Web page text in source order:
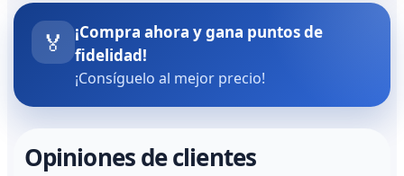
🏅
¡Compra ahora y gana puntos de
fidelidad!
¡Consíguelo al mejor precio!
Opiniones de clientes